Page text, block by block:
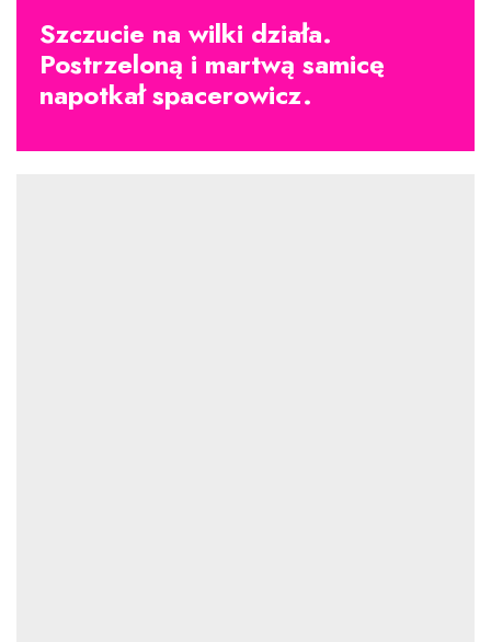
Szczucie na wilki działa.
Postrzeloną i martwą samicę
napotkał spacerowicz.